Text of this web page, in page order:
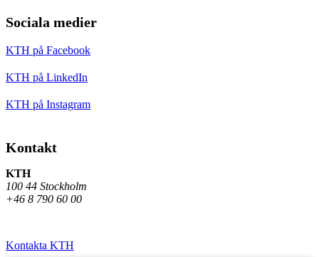
Sociala medier
KTH på Facebook
KTH på LinkedIn
KTH på Instagram
Kontakt
KTH
100 44 Stockholm
+46 8 790 60 00
Kontakta KTH